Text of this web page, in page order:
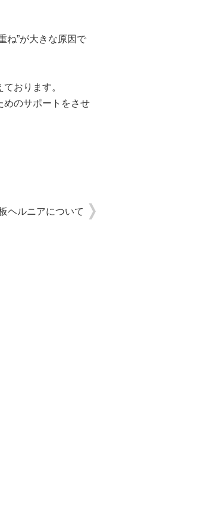
ね”が大きな原因で
おります。
めのサポートをさせ
ヘルニアについて